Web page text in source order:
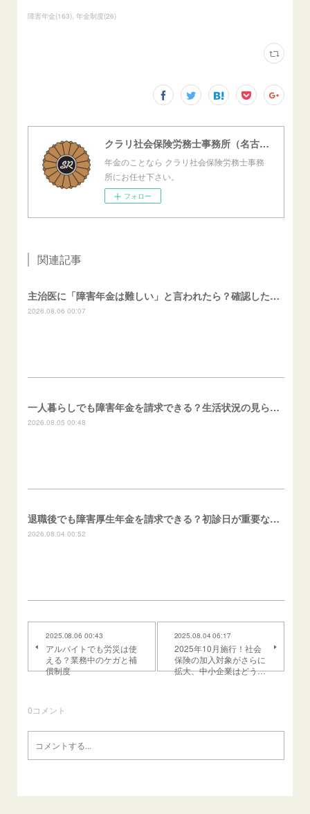
障害年金(163) 年金制度(26)
クラリ社会保険労務士事務所（名古屋西障害年金センター）
年金のことなら クラリ社会保険労務士事務
所にお任せ下さい。
フォロー
関連記事
主治医に「障害年金は難しい」と言われたら？確認したいこと
2026.08.06 00:07
一人暮らしでも障害年金を請求できる？生活状況の見られ方
2026.08.05 00:48
退職後でも障害厚生年金を請求できる？初診日が重要な理由
2026.08.04 00:52
2025.08.06 00:43
アルバイトでも労災は使
える？業務中のケガと補
償制度
2025.08.04 06:17
2025年10月施行！社会
保険の加入対象がさらに
拡大、中小企業はどう…
0コメント